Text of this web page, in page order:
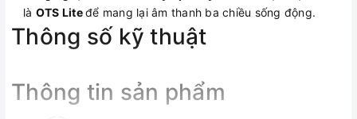
là OTS Liteđể mang lại âm thanh ba chiều sống động.
Thông số kỹ thuật
Thông tin sản phẩm